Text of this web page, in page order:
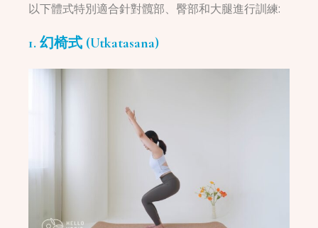
以下體式特別適合針對髖部、臀部和大腿進行訓練:
1. 幻椅式 (Utkatasana)